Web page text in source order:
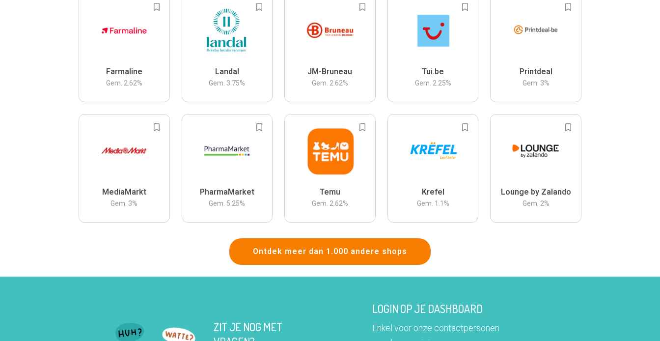
Farmaline
Gem. 2.62%
Landal
Gem. 3.75%
JM-Bruneau
Gem. 2.62%
Tui.be
Gem. 2.25%
Printdeal
Gem. 3%
MediaMarkt
Gem. 3%
PharmaMarket
Gem. 5.25%
Temu
Gem. 2.62%
Krefel
Gem. 1.1 %
Lounge by Zalando
Gem. 2%
Ontdek meer dan 1.000 andere shops
ZIT JE NOG MET
LOGIN OP JE DASHBOARD
Enkel voor onze contactpersonen